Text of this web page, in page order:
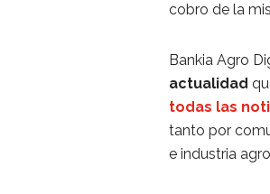
cobro de la
Bankia Agro
actualidad
todas las
tanto por
e industria